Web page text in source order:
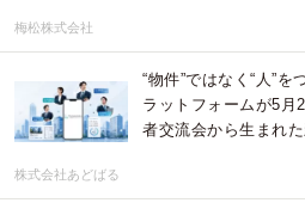
梅松株式会社
“物件”ではなく“人”
ラットフォームが5月
者交流会から生まれ
株式会社あどばる